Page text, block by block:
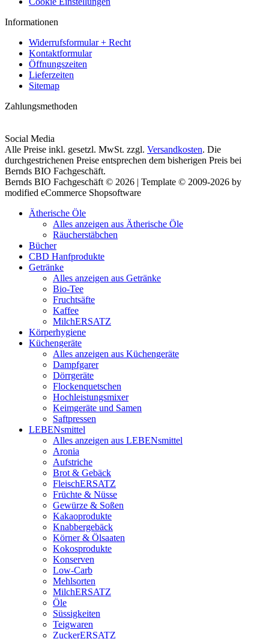
Informationen
Widerrufsformular + Recht
Kontaktformular
Öffnungszeiten
Lieferzeiten
Sitemap
Zahlungsmethoden
Social Media
Alle Preise inkl. gesetzl. MwSt. zzgl. Versandkosten. Die
durchgestrichenen Preise entsprechen dem bisherigen Preis bei
Bernds BIO Fachgeschäft.
Bernds BIO Fachgeschäft © 2026 | Template © 2009-2026 by
modified eCommerce Shopsoftware
Ätherische Öle
Alles anzeigen aus Ätherische Öle
Räucherstäbchen
Bücher
CBD Hanfprodukte
Getränke
Alles anzeigen aus Getränke
Bio-Tee
Fruchtsäfte
Kaffee
MilchERSATZ
Körperhygiene
Küchengeräte
Alles anzeigen aus Küchengeräte
Dampfgarer
Dörrgeräte
Flockenquetschen
Hochleistungsmixer
Keimgeräte und Samen
Saftpressen
LEBENsmittel
Alles anzeigen aus LEBENsmittel
Aronia
Aufstriche
Brot & Gebäck
FleischERSATZ
Früchte & Nüsse
Gewürze & Soßen
Kakaoprodukte
Knabbergebäck
Körner & Ölsaaten
Kokosprodukte
Konserven
Low-Carb
Mehlsorten
MilchERSATZ
Öle
Süssigkeiten
Teigwaren
ZuckerERSATZ